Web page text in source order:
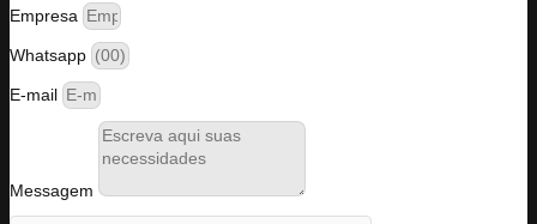
Empresa
Whatsapp
E-mail
Messagem